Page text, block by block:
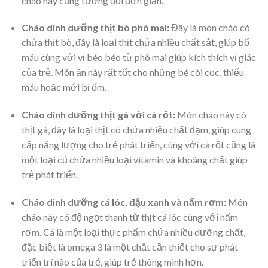
Cháo dinh dưỡng thịt bò phô mai:Đây là món cháo có
chứa thịt bò, đây là loại thịt chứa nhiều chất sắt, giúp bổ
máu cùng với vị béo béo từ phô mai giúp kích thích vị giác
của trẻ. Món ăn này rất tốt cho những bé còi cọc, thiếu
máu hoặc mới bị ốm.
Cháo dinh dưỡng thịt gà với cà rốt:Món cháo này có
thịt gà, đây là loại thịt có chứa nhiều chất đạm, giúp cung
cấp năng lượng cho trẻ phát triển, cùng với cà rốt cũng là
một loại củ chứa nhiều loại vitamin và khoáng chất giúp
trẻ phát triển.
Cháo dinh dưỡng cá lóc, đậu xanh và nấm rơm:Món
cháo này có độ ngọt thanh từ thịt cá lóc cùng với nấm
rơm. Cá là một loại thực phẩm chứa nhiều dưỡng chất,
đặc biệt là omega 3 là một chất cần thiết cho sự phát
triển trí não của trẻ, giúp trẻ thông minh hơn.